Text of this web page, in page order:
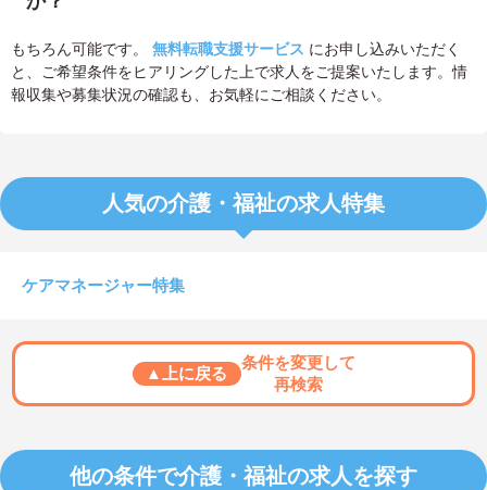
もちろん可能です。 無料転職支援サービス にお申し込みいただく
と、ご希望条件をヒアリングした上で求人をご提案いたします。情
報収集や募集状況の確認も、お気軽にご相談ください。
人気の介護・福祉の求人特集
ケアマネージャー特集
▲上に戻る
条件を変更して
再検索
他の条件で介護・福祉の求人を探す